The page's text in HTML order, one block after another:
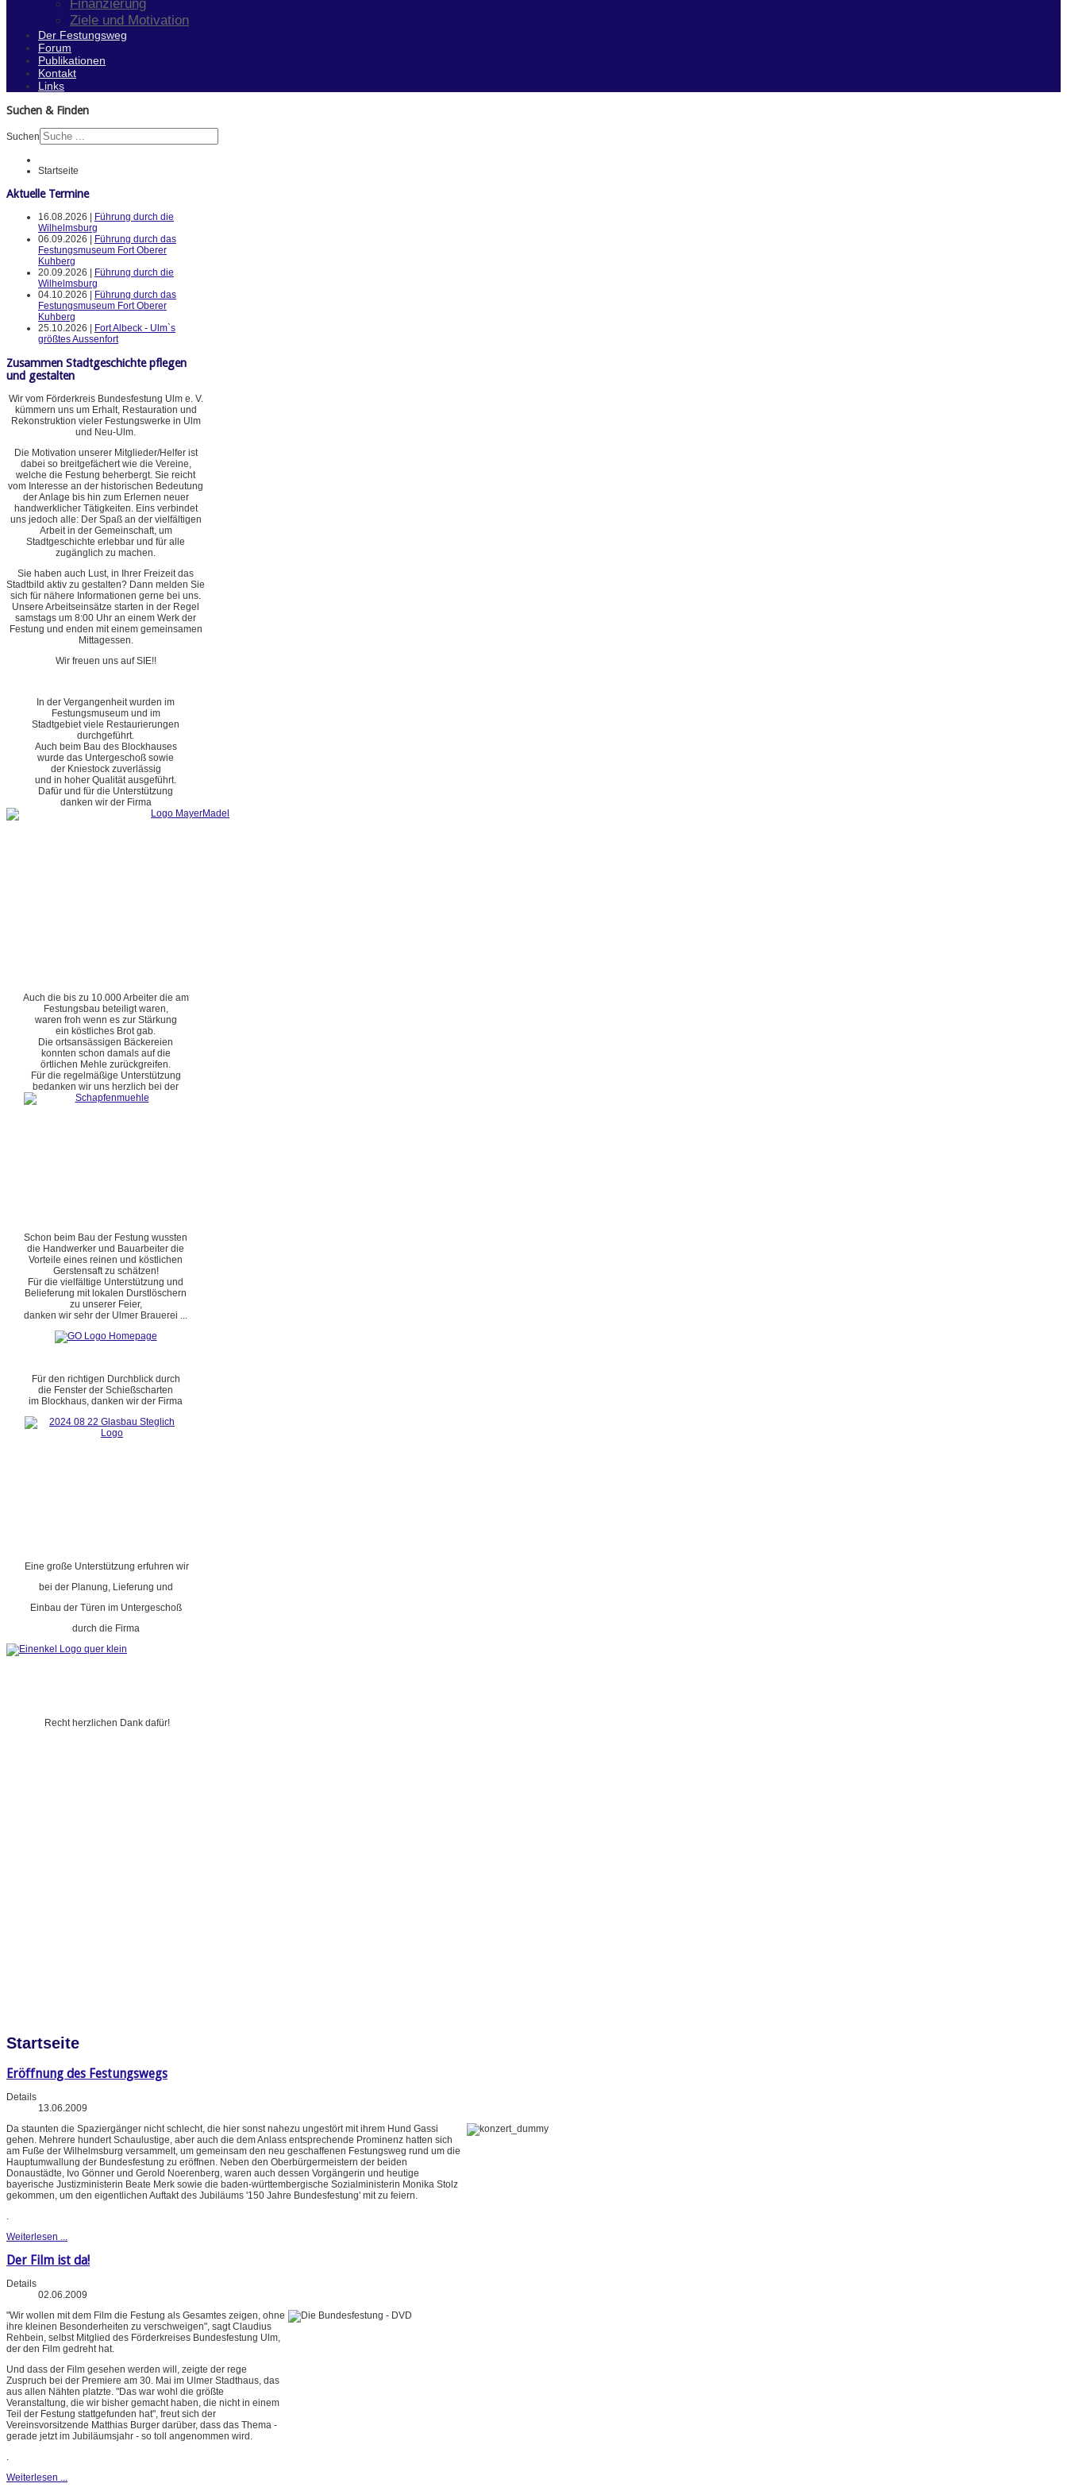
Finanzierung
Ziele und Motivation
Der Festungsweg
Forum
Publikationen
Kontakt
Links
Suchen & Finden
Suchen
Startseite
Aktuelle Termine
16.08.2026 |
Führung durch die
Wilhelmsburg
06.09.2026 |
Führung durch das
Festungsmuseum Fort Oberer
Kuhberg
20.09.2026 |
Führung durch die
Wilhelmsburg
04.10.2026 |
Führung durch das
Festungsmuseum Fort Oberer
Kuhberg
25.10.2026 |
Fort Albeck - Ulm`s
größtes Aussenfort
Zusammen Stadtgeschichte pflegen
und gestalten
Wir vom Förderkreis Bundesfestung Ulm e. V.
kümmern uns um Erhalt, Restauration und
Rekonstruktion vieler Festungswerke in Ulm
und Neu-Ulm.
Die Motivation unserer Mitglieder/Helfer ist
dabei so breitgefächert wie die Vereine,
welche die Festung beherbergt. Sie reicht
vom Interesse an der historischen Bedeutung
der Anlage bis hin zum Erlernen neuer
handwerklicher Tätigkeiten. Eins verbindet
uns jedoch alle: Der Spaß an der vielfältigen
Arbeit in der Gemeinschaft, um
Stadtgeschichte erlebbar und für alle
zugänglich zu machen.
Sie haben auch Lust, in Ihrer Freizeit das
Stadtbild aktiv zu gestalten? Dann melden Sie
sich für nähere Informationen gerne bei uns.
Unsere Arbeitseinsätze starten in der Regel
samstags um 8:00 Uhr an einem Werk der
Festung und enden mit einem gemeinsamen
Mittagessen.
Wir freuen uns auf SIE!!
In der Vergangenheit wurden im
Festungsmuseum und im
Stadtgebiet viele Restaurierungen
durchgeführt.
Auch beim Bau des Blockhauses
wurde das Untergeschoß sowie
der Kniestock zuverlässig
und in hoher Qualität ausgeführt.
Dafür und für die Unterstützung
danken wir der Firma
Auch die bis zu 10.000 Arbeiter die am
Festungsbau beteiligt waren,
waren froh wenn es zur Stärkung
ein köstliches Brot gab.
Die ortsansässigen Bäckereien
konnten schon damals auf die
örtlichen Mehle zurückgreifen.
Für die regelmäßige Unterstützung
bedanken wir uns herzlich bei der
Schon beim Bau der Festung wussten
die Handwerker und Bauarbeiter die
Vorteile eines reinen und köstlichen
Gerstensaft zu schätzen!
Für die vielfältige Unterstützung und
Belieferung mit lokalen Durstlöschern
zu unserer Feier,
danken wir sehr der Ulmer Brauerei ...
Für den richtigen Durchblick durch
die Fenster der Schießscharten
im Blockhaus, danken wir der Firma
Eine große Unterstützung erfuhren wir
bei der Planung, Lieferung und
Einbau der Türen im Untergeschoß
durch die Firma
Recht herzlichen Dank dafür!
Startseite
Eröffnung des Festungswegs
Details
13.06.2009
Da staunten die Spaziergänger nicht schlecht, die hier sonst nahezu ungestört mit ihrem Hund Gassi
gehen. Mehrere hundert Schaulustige, aber auch die dem Anlass entsprechende Prominenz hatten sich
am Fuße der Wilhelmsburg versammelt, um gemeinsam den neu geschaffenen Festungsweg rund um die
Hauptumwallung der Bundesfestung zu eröffnen. Neben den Oberbürgermeistern der beiden
Donaustädte, Ivo Gönner und Gerold Noerenberg, waren auch dessen Vorgängerin und heutige
bayerische Justizministerin Beate Merk sowie die baden-württembergische Sozialministerin Monika Stolz
gekommen, um den eigentlichen Auftakt des Jubiläums '150 Jahre Bundesfestung' mit zu feiern.
.
Weiterlesen ...
Der Film ist da!
Details
02.06.2009
"Wir wollen mit dem Film die Festung als Gesamtes zeigen, ohne
ihre kleinen Besonderheiten zu verschweigen", sagt Claudius
Rehbein, selbst Mitglied des Förderkreises Bundesfestung Ulm,
der den Film gedreht hat.
Und dass der Film gesehen werden will, zeigte der rege
Zuspruch bei der Premiere am 30. Mai im Ulmer Stadthaus, das
aus allen Nähten platzte. "Das war wohl die größte
Veranstaltung, die wir bisher gemacht haben, die nicht in einem
Teil der Festung stattgefunden hat", freut sich der
Vereinsvorsitzende Matthias Burger darüber, dass das Thema -
gerade jetzt im Jubiläumsjahr - so toll angenommen wird.
Weiterlesen ...